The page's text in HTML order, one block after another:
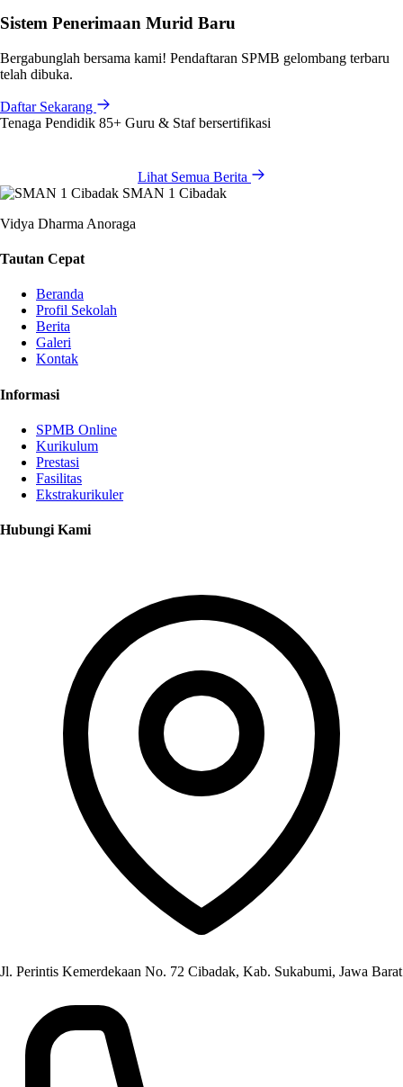
Sistem Penerimaan Murid Baru
Bergabunglah bersama kami! Pendaftaran SPMB gelombang terbaru
telah dibuka.
Daftar Sekarang
Tenaga Pendidik 85+ Guru & Staf bersertifikasi
Lihat Semua Berita
SMAN 1 Cibadak
Vidya Dharma Anoraga
Tautan Cepat
Beranda
Profil Sekolah
Berita
Galeri
Kontak
Informasi
SPMB Online
Kurikulum
Prestasi
Fasilitas
Ekstrakurikuler
Hubungi Kami
Jl. Perintis Kemerdekaan No. 72 Cibadak, Kab. Sukabumi, Jawa Barat